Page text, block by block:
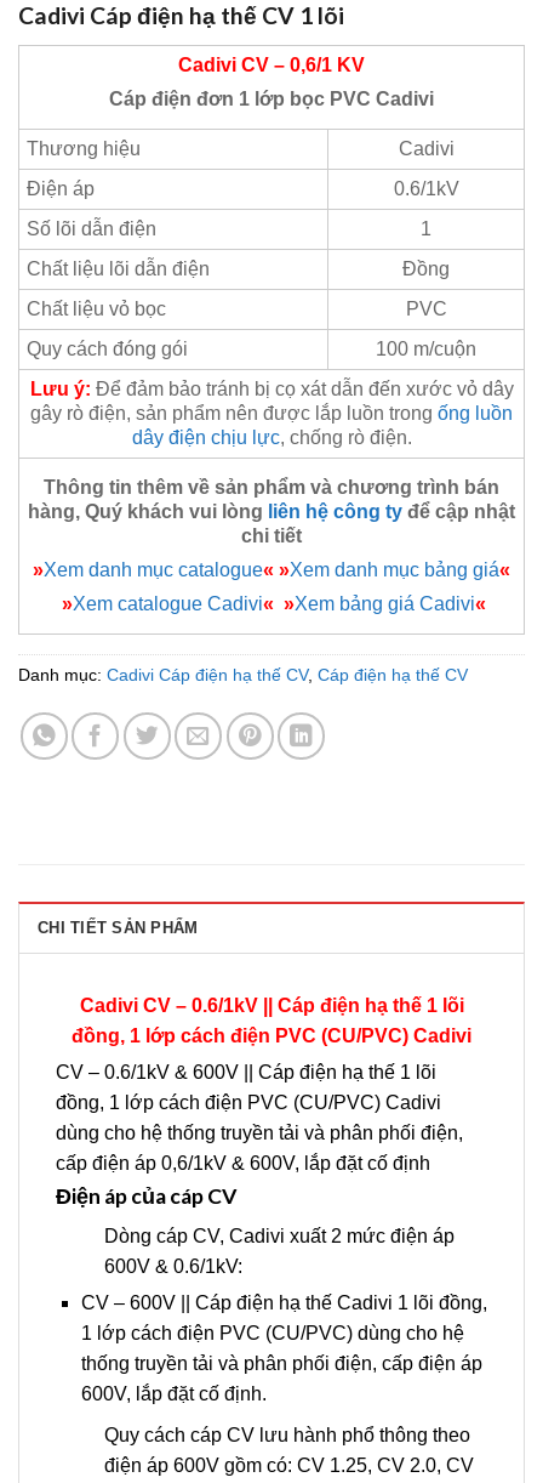
Cadivi Cáp điện hạ thế CV 1 lõi
Cadivi CV – 0,6/1 KV
Cáp điện đơn 1 lớp bọc PVC Cadivi
Thương hiệu
Cadivi
Điện áp
0.6/1kV
Số lõi dẫn điện
1
Chất liệu lõi dẫn điện
Đồng
Chất liệu vỏ bọc
PVC
Quy cách đóng gói
100 m/cuộn
Lưu ý: Để đảm bảo tránh bị cọ xát dẫn đến xước vỏ dây
gây rò điện, sản phẩm nên được lắp luồn trong ống luồn
dây điện chịu lực, chống rò điện.
Thông tin thêm về sản phẩm và chương trình bán
hàng, Quý khách vui lòng liên hệ công ty để cập nhật
chi tiết
»Xem danh mục catalogue« »Xem danh mục bảng giá«
»Xem catalogue Cadivi« »Xem bảng giá Cadivi«
Danh mục: Cadivi Cáp điện hạ thế CV, Cáp điện hạ thế CV
CHI TIẾT SẢN PHẨM
Cadivi CV – 0.6/1kV || Cáp điện hạ thế 1 lõi
đồng, 1 lớp cách điện PVC (CU/PVC) Cadivi
CV – 0.6/1kV & 600V || Cáp điện hạ thế 1 lõi
đồng, 1 lớp cách điện PVC (CU/PVC) Cadivi
dùng cho hệ thống truyền tải và phân phối điện,
cấp điện áp 0,6/1kV & 600V, lắp đặt cố định
Điện áp của cáp CV
Dòng cáp CV, Cadivi xuất 2 mức điện áp
600V & 0.6/1kV:
CV – 600V || Cáp điện hạ thế Cadivi 1 lõi đồng,
1 lớp cách điện PVC (CU/PVC) dùng cho hệ
thống truyền tải và phân phối điện, cấp điện áp
600V, lắp đặt cố định.
Quy cách cáp CV lưu hành phổ thông theo
điện áp 600V gồm có: CV 1.25, CV 2.0, CV